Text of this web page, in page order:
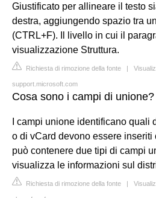
Giustificato per allineare il testo
destra, aggiungendo spazio tra
(CTRL+F). Il livello in cui il
visualizzazione Struttura.
Richiesta di rimozione della fonte |
support.microsoft.com
Cosa sono i campi di unione?
I campi unione identificano quali
o di vCard devono essere inseriti
può contenere due tipi di campi
visualizza le informazioni sul
Richiesta di rimozione della fonte |